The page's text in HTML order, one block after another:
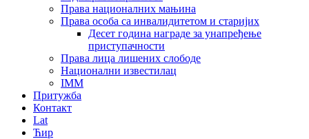
Права националних мањина
Права особа са инвалидитетом и старијих
Десет година награде за унапређење
приступачности
Права лица лишених слободе
Национални известилац
IMM
Притужба
Контакт
Lat
Ћир